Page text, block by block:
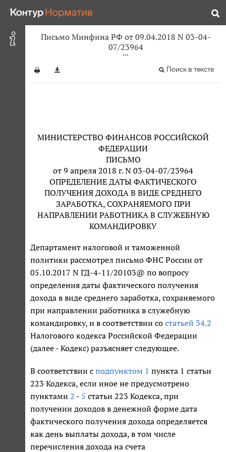
Письмо Минфина РФ от 09.04.2018 N 03-04-
07/23964
Поиск в тексте
МИНИСТЕРСТВО ФИНАНСОВ РОССИЙСКОЙ
ФЕДЕРАЦИИ
ПИСЬМО
от 9 апреля 2018 г. N 03-04-07/23964
ОПРЕДЕЛЕНИЕ ДАТЫ ФАКТИЧЕСКОГО
ПОЛУЧЕНИЯ ДОХОДА В ВИДЕ СРЕДНЕГО
ЗАРАБОТКА, СОХРАНЯЕМОГО ПРИ
НАПРАВЛЕНИИ РАБОТНИКА В СЛУЖЕБНУЮ
КОМАНДИРОВКУ
Департамент налоговой и таможенной
политики рассмотрел письмо ФНС России от
05.10.2017 N ГД-4-11/20103@ по вопросу
определения даты фактического получения
дохода в виде среднего заработка, сохраняемого
при направлении работника в служебную
командировку, и в соответствии со статьей 34.2
Налогового кодекса Российской Федерации
(далее - Кодекс) разъясняет следующее.
В соответствии с подпунктом 1 пункта 1 статьи
223 Кодекса, если иное не предусмотрено
пунктами 2 - 5 статьи 223 Кодекса, при
получении доходов в денежной форме дата
фактического получения дохода определяется
как день выплаты дохода, в том числе
перечисления дохода на счета